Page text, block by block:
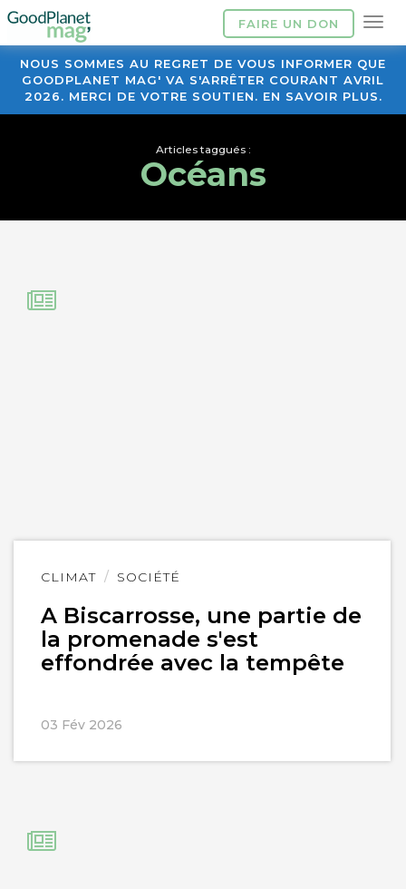
FAIRE UN DON
NOUS SOMMES AU REGRET DE VOUS INFORMER QUE
GOODPLANET MAG' VA S'ARRÊTER COURANT AVRIL
2026. MERCI DE VOTRE SOUTIEN. EN SAVOIR PLUS.
Articles taggués :
Océans
CLIMAT SOCIÉTÉ
A Biscarrosse, une partie de
la promenade s'est
effondrée avec la tempête
03 Fév 2026
Lire